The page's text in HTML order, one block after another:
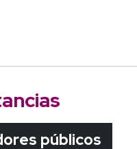
públicos